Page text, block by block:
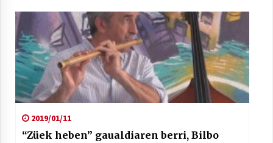
2019/01/11
“Züek heben” gaualdiaren berri, Bilbo